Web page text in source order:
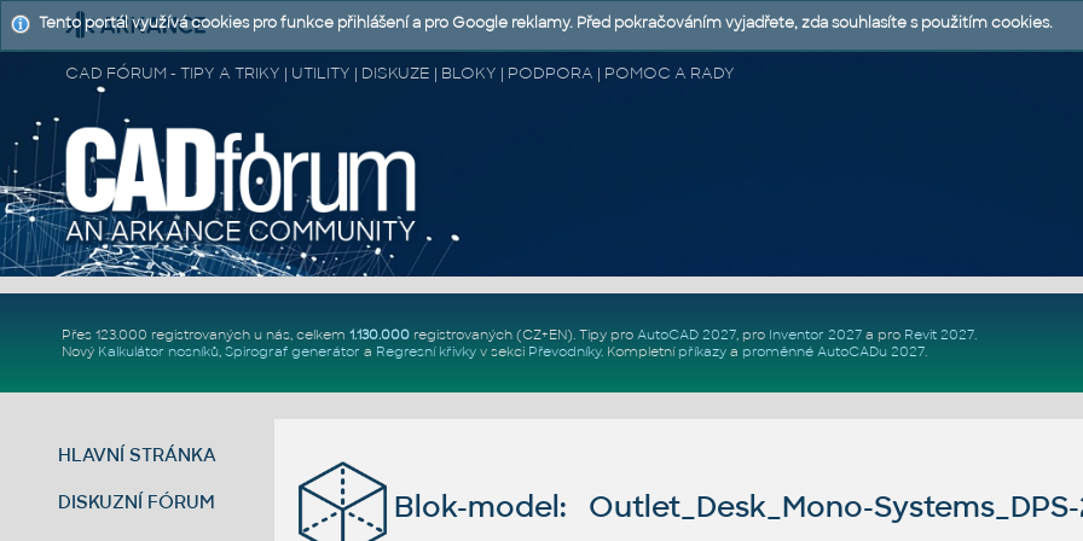
CAD FÓRUM - TIPY A TRIKY | UTILITY | DISKUZE | BLOKY | PODPORA | POMOC A RADY
Přes 123.000 registrovaných u nás, celkem 1.130.000registrovaných (CZ+EN). Tipy pro AutoCAD 2027, pro Inventor 2027a pro Revit 2027.
Nový Kalkulátor nosníků, Spirograf generátor a Regresní křivkyv sekci Převodníky. Kompletní příkazya proměnné AutoCADu 2027.
HLAVNÍ STRÁNKA
DISKUZNÍ FÓRUM Blok-model: Outlet_Desk_Mono-Systems_DPS-
Tento portál využívá cookies pro funkce přihlášení a pro Google reklamy. Před pokračováním vyjadřete, zda souhlasíte s použitím cookies.